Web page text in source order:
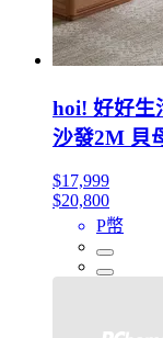
hoi! 好好生
沙發2M 貝
$17,999
$20,800
P幣